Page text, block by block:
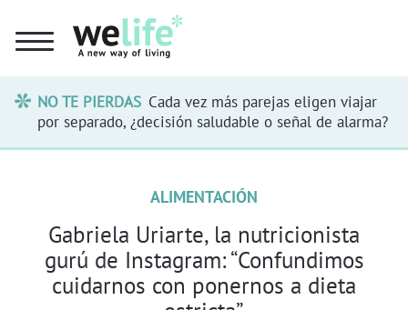
NO TE PIERDAS Cada vez más parejas eligen viajar
por separado, ¿decisión saludable o señal de alarma?
ALIMENTACIÓN
Gabriela Uriarte, la nutricionista
gurú de Instagram: “Confundimos
cuidarnos con ponernos a dieta